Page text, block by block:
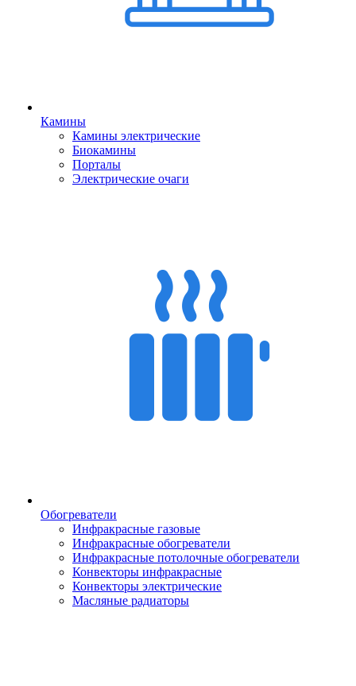
Камины
Камины электрические
Биокамины
Порталы
Электрические очаги
Обогреватели
Инфракрасные газовые
Инфракрасные обогреватели
Инфракрасные потолочные обогреватели
Конвекторы инфракрасные
Конвекторы электрические
Масляные радиаторы